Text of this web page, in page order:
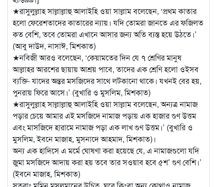
★রাসুলুল্লাহ সাল্লাল্লাহু আলাইহি ওয়া সাল্লাম বলেছেন, ‘প্রথম কাতার
হলো ফেরেশতাদের কাতারের ন্যায়। যদি তোমরা জানতে এর ফজিলত
কত বেশি, তবে তোমরা এখানে আসার জন্য অতি ব্যস্ত হয়ে উঠতে।’
(আবু দাউদ, নাসাঈ, মিশকাত)
★নবিজী আরও বলেছেন, ‘কেয়ামতের দিন যে ৭ শ্রেণির মানুষ
আল্লাহর আরশের ছায়ায় আশ্রয় পাবে, তাদের এক শ্রেণি হলো ওইসব
ব্যক্তি- যাদের অন্তর মসজিদের সাথে লটকানো থাকে। যখনই বের হয়,
পুনরায় ফিরে আসে।’ (বুখারি ও মুসলিম, মিশকাত)
★রাসুলুল্লাহ সাল্লাল্লাহু আলাইহি ওয়া সাল্লাম বলেছেন, অন্যত্র নামাজ
পড়ার চেয়ে আমার এই মসজিদে নামাজ পড়ায় এক হাজার গুণ উত্তম
এবং মাসজিদে হারামে নামাজ পড়া এক লাখ গুণ উত্তম।’ (বুখারি ও
মুসলিম, ইবনে মাজাহ, মুসনাদে আহমাদ, মিশকাত)।
অন্য এক হাদিসে এ মর্মে ঘোষণা করা হয়েছে যে, এ নামাজগুলো যদি
জুমা মসজিদে আদায় করা হয় তবে তার সওয়াব হবে ৫শ’ গুণ বেশি।’
(ইবনে মাজাহ, মিশকাত)